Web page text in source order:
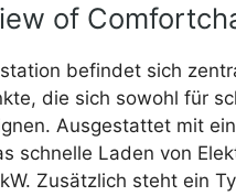
of
befindet sich
die sich sowohl für
Ausgestattet mit
schnelle Laden von
Zusätzlich steht ein